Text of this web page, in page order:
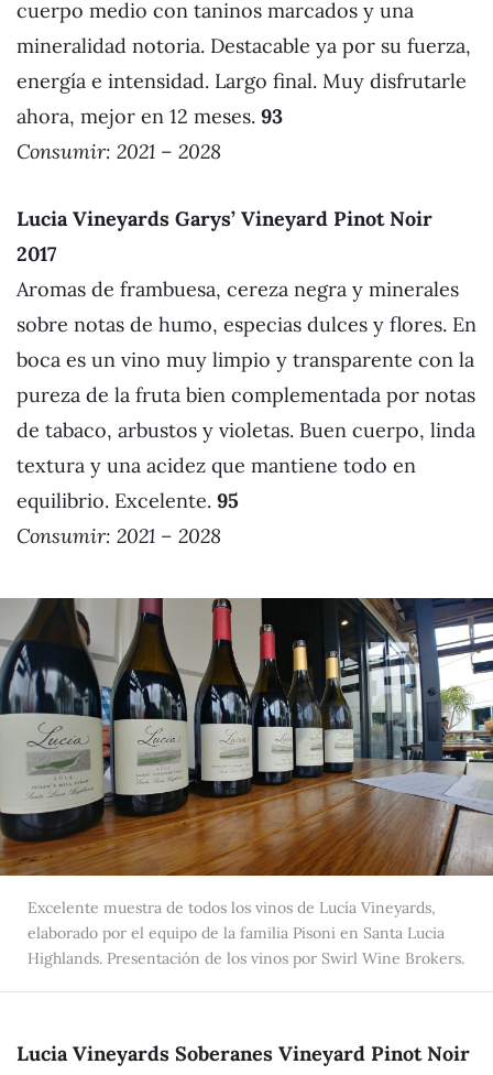
cuerpo medio con taninos marcados y una
mineralidad notoria. Destacable ya por su fuerza,
energía e intensidad. Largo final. Muy disfrutarle
ahora, mejor en 12 meses. 93
Consumir: 2021 – 2028
Lucia Vineyards Garys’ Vineyard Pinot Noir
2017
Aromas de frambuesa, cereza negra y minerales
sobre notas de humo, especias dulces y flores. En
boca es un vino muy limpio y transparente con la
pureza de la fruta bien complementada por notas
de tabaco, arbustos y violetas. Buen cuerpo, linda
textura y una acidez que mantiene todo en
equilibrio. Excelente. 95
Consumir: 2021 – 2028
Excelente muestra de todos los vinos de Lucía Vineyards,
elaborado por el equipo de la familia Pisoni en Santa Lucia
Highlands. Presentación de los vinos por Swirl Wine Brokers.
Lucia Vineyards Soberanes Vineyard Pinot Noir